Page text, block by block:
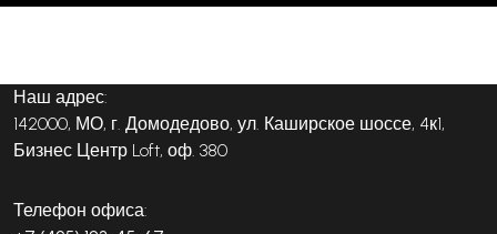
Наш адрес:
142000, МО, г. Домодедово, ул. Каширское шоссе, 4к1,
Бизнес Центр Loft, оф. 380
Телефон офиса: